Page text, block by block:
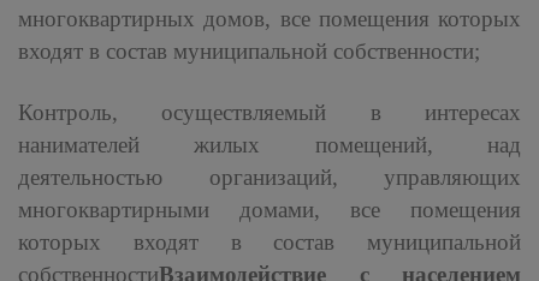
многоквартирных домов, все помещения которых
входят в состав муниципальной собственности;
Контроль, осуществляемый в интересах
нанимателей жилых помещений, над
деятельностью организаций, управляющих
многоквартирными домами, все помещения
которых входят в состав муниципальной
собственностиВзаимодействие с населением